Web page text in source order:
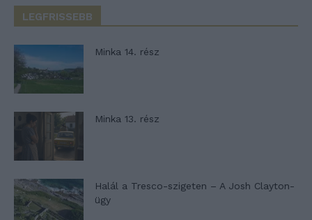
LEGFRISSEBB
Minka 14. rész
Minka 13. rész
Halál a Tresco-szigeten – A Josh Clayton-
ügy